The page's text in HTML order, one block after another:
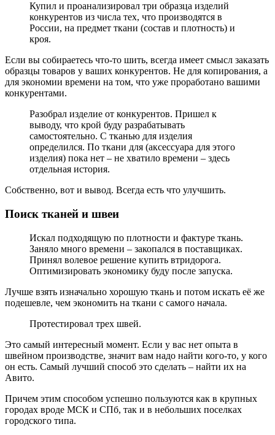
Купил и проанализировал три образца изделий
конкурентов из числа тех, что производятся в
России, на предмет ткани (состав и плотность) и
кроя.
Если вы собираетесь что-то шить, всегда имеет смысл заказать
образцы товаров у ваших конкурентов. Не для копирования, а
для экономии времени на том, что уже проработано вашими
конкурентами.
Разобрал изделие от конкурентов. Пришел к
выводу, что крой буду разрабатывать
самостоятельно. С тканью для изделия
определился. По ткани для (аксессуара для этого
изделия) пока нет – не хватило времени – здесь
отдельная история.
Собственно, вот и вывод. Всегда есть что улучшить.
Поиск тканей и швеи
Искал подходящую по плотности и фактуре ткань.
Заняло много времени – закопался в поставщиках.
Принял волевое решение купить втридорога.
Оптимизировать экономику буду после запуска.
Лучше взять изначально хорошую ткань и потом искать её же
подешевле, чем экономить на ткани с самого начала.
Протестировал трех швей.
Это самый интересный момент. Если у вас нет опыта в
швейном производстве, значит вам надо найти кого-то, у кого
он есть. Самый лучший способ это сделать – найти их на
Авито.
Причем этим способом успешно пользуются как в крупных
городах вроде МСК и СПб, так и в небольших поселках
городского типа.